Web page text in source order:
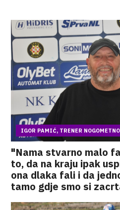
IGOR PAMIĆ, TRENER
"Nama stvarno malo
to, da na kraju ipak
ona dlaka fali i da
tamo gdje smo si